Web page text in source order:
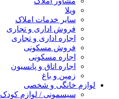
ویلا
سایر خدمات املاک
فروش اداری و تجاری
اجاره اداری و تجاری
فروش مسکونی
اجاره مسکونی
اجاره اتاق و پانسیون
زمین و باغ
لوازم خانگی و شخصی
سیسمونی / لوازم کودک